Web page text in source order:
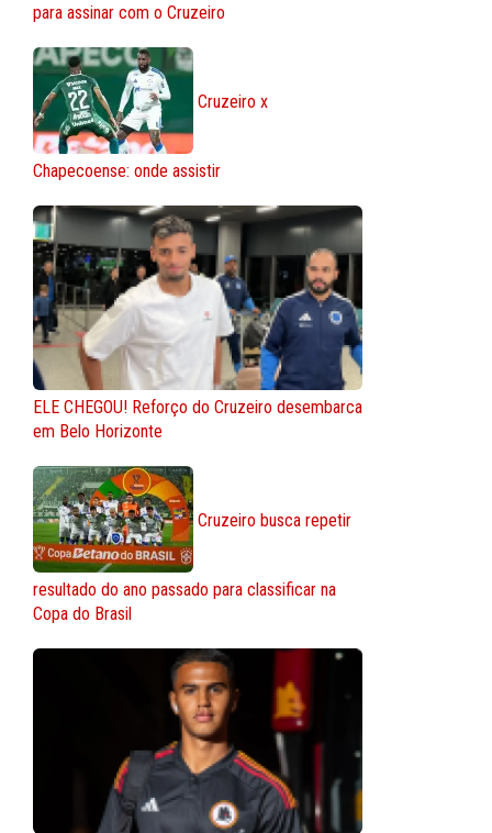
para assinar com o Cruzeiro
Cruzeiro x
Chapecoense: onde assistir
ELE CHEGOU! Reforço do Cruzeiro desembarca
em Belo Horizonte
Cruzeiro busca repetir
resultado do ano passado para classificar na
Copa do Brasil